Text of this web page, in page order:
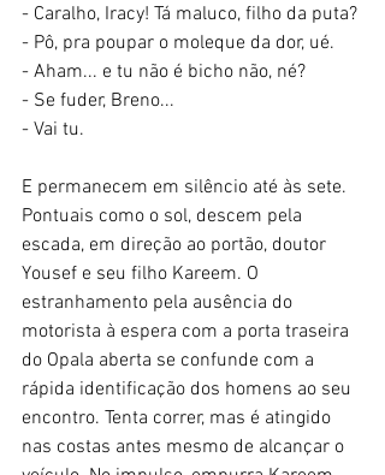
- Caralho, Iracy! Tá maluco, filho da puta?
- Pô, pra poupar o moleque da dor, ué.
- Aham... e tu não é bicho não, né?
- Se fuder, Breno...
- Vai tu.
E permanecem em silêncio até às sete.
Pontuais como o sol, descem pela
escada, em direção ao portão, doutor
Yousef e seu filho Kareem. O
estranhamento pela ausência do
motorista à espera com a porta traseira
do Opala aberta se confunde com a
rápida identificação dos homens ao seu
encontro. Tenta correr, mas é atingido
nas costas antes mesmo de alcançar o